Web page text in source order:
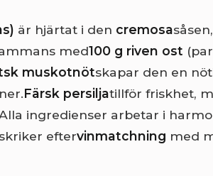
är hjärtat i den cremosa
med100 g riven ost
muskotnötskapar den en
Färsk persiljatillför friskhet,
ingredienser arbetar i
eftervinmatchning med